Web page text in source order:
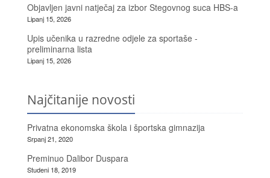
Objavljen javni natječaj za izbor Stegovnog suca HBS-a
Lipanj 15, 2026
Upis učenika u razredne odjele za sportaše -
preliminarna lista
Lipanj 15, 2026
Najčitanije novosti
Privatna ekonomska škola i športska gimnazija
Srpanj 21, 2020
Preminuo Dalibor Duspara
Studeni 18, 2019